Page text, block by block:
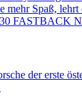
FASTBACK N